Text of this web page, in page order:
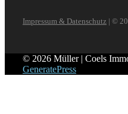
Impressum & Datenschutz | ©
© 2026 Müller | Coels
GeneratePress